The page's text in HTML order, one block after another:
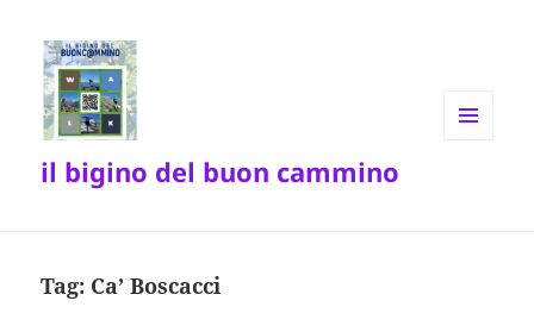
il bigino del buon cammino
Tag: Ca’ Boscacci